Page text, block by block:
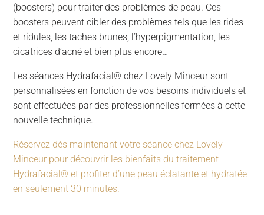
(boosters) pour traiter des problèmes de peau. Ces
boosters peuvent cibler des problèmes tels que les rides
et ridules, les taches brunes, l’hyperpigmentation, les
cicatrices d’acné et bien plus encore…
Les séances Hydrafacial® chez Lovely Minceur sont
personnalisées en fonction de vos besoins individuels et
sont effectuées par des professionnelles formées à cette
nouvelle technique.
Réservez dès maintenant votre séance chez Lovely
Minceur pour découvrir les bienfaits du traitement
Hydrafacial® et profiter d’une peau éclatante et hydratée
en seulement 30 minutes.